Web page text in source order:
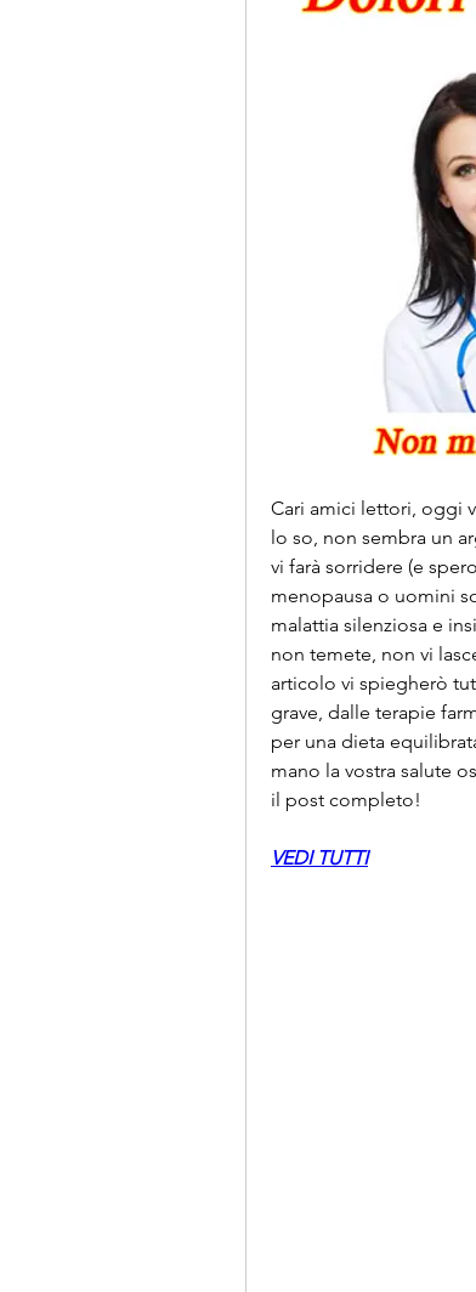
Cari amici lettori, oggi
lo so, non sembra un
vi farà sorridere (e
menopausa o uomini
malattia silenziosa e
non temete, non vi
articolo vi spiegherò
grave, dalle terapie
per una dieta
mano la vostra salute
il post completo!
VEDI TUTTI